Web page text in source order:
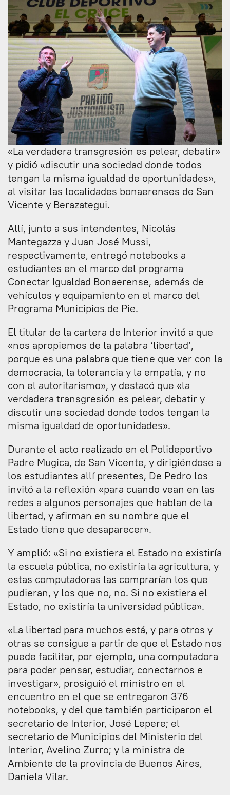
«La verdadera transgresión es pelear, debatir»
y pidió «discutir una sociedad donde todos
tengan la misma igualdad de oportunidades»,
al visitar las localidades bonaerenses de San
Vicente y Berazategui.
Allí, junto a sus intendentes, Nicolás
Mantegazza y Juan José Mussi,
respectivamente, entregó notebooks a
estudiantes en el marco del programa
Conectar Igualdad Bonaerense, además de
vehículos y equipamiento en el marco del
Programa Municipios de Pie.
El titular de la cartera de Interior invitó a que
«nos apropiemos de la palabra ‘libertad’,
porque es una palabra que tiene que ver con la
democracia, la tolerancia y la empatía, y no
con el autoritarismo», y destacó que «la
verdadera transgresión es pelear, debatir y
discutir una sociedad donde todos tengan la
misma igualdad de oportunidades».
Durante el acto realizado en el Polideportivo
Padre Mugica, de San Vicente, y dirigiéndose a
los estudiantes allí presentes, De Pedro los
invitó a la reflexión «para cuando vean en las
redes a algunos personajes que hablan de la
libertad, y afirman en su nombre que el
Estado tiene que desaparecer».
Y amplió: «Si no existiera el Estado no existiría
la escuela pública, no existiría la agricultura, y
estas computadoras las comprarían los que
pudieran, y los que no, no. Si no existiera el
Estado, no existiría la universidad pública».
«La libertad para muchos está, y para otros y
otras se consigue a partir de que el Estado nos
puede facilitar, por ejemplo, una computadora
para poder pensar, estudiar, conectarnos e
investigar», prosiguió el ministro en el
encuentro en el que se entregaron 376
notebooks, y del que también participaron el
secretario de Interior, José Lepere; el
secretario de Municipios del Ministerio del
Interior, Avelino Zurro; y la ministra de
Ambiente de la provincia de Buenos Aires,
Daniela Vilar.